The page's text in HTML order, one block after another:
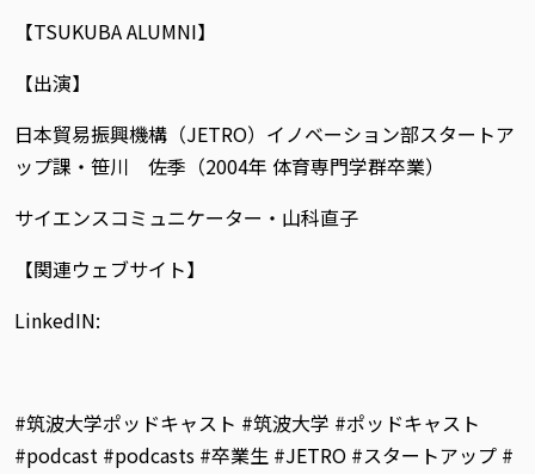
【TSUKUBA ALUMNI】
【出演】
日本貿易振興機構（JETRO）イノベーション部スタートア
ップ課・笹川 佐季（2004年 体育専門学群卒業）
サイエンスコミュニケーター・山科直子
【関連ウェブサイト】
LinkedIN:
#筑波大学ポッドキャスト #筑波大学 #ポッドキャスト
#podcast #podcasts #卒業生 #JETRO #スタートアップ #